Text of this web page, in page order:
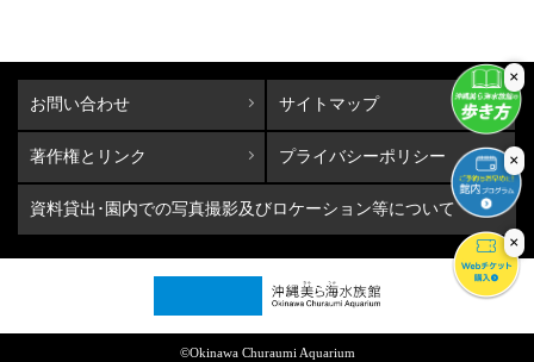
×
×
×
お問い合わせ サイトマップ
著作権とリンク プライバシーポリシー
資料貸出･園内での写真撮影及びロケーション等について
©Okinawa Churaumi Aquarium